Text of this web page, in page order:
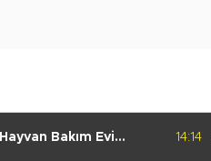
Bakım Evi
14:14